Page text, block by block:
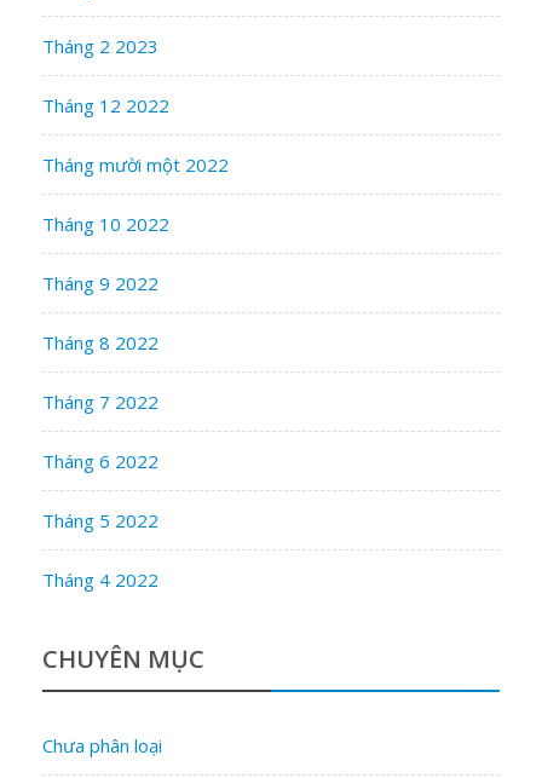
Tháng 2 2023
Tháng 12 2022
Tháng mười một 2022
Tháng 10 2022
Tháng 9 2022
Tháng 8 2022
Tháng 7 2022
Tháng 6 2022
Tháng 5 2022
Tháng 4 2022
CHUYÊN MỤC
Chưa phân loại